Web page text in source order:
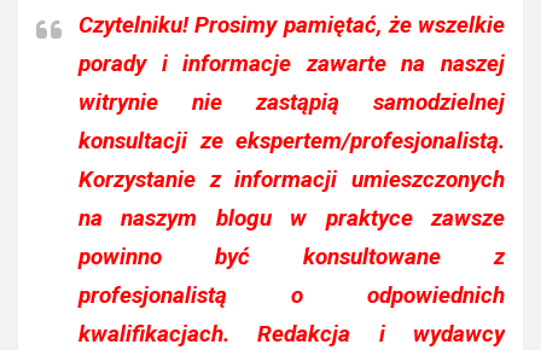
Czytelniku!Prosimy pamiętać, że wszelkie
porady i informacje zawarte na naszej
witrynie nie zastąpią samodzielnej
konsultacji ze ekspertem/profesjonalistą.
Korzystanie z informacji umieszczonych
na naszym blogu w praktyce zawsze
powinno być konsultowane z
profesjonalistą o odpowiednich
kwalifikacjach. Redakcja i wydawcy